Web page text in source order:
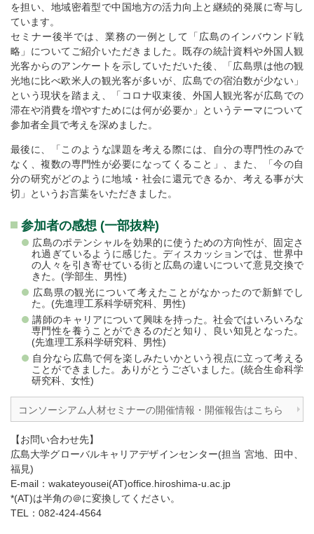
を担い、地域密着型で中国地方の活力向上と継続的発展に寄与し
ています。
セミナー後半では、業務の一例として「広島のインバウンド戦
略」についてご紹介いただきました。既存の統計資料や外国人観
光客からのアンケートを示していただいた後、「広島県は他の観
光地に比べ欧米人の観光客が多いが、広島での宿泊数が少ない」
という現状を踏まえ、「コロナ収束後、外国人観光客が広島での
滞在や消費を増やすためには何が必要か」というテーマについて
参加者全員で考えを深めました。
最後に、「このような課題を考える際には、自分の専門性のみで
なく、複数の専門性が必要になってくること」、また、「今の自
分の研究がどのように地域・社会に還元できるか、考える事が大
切」というお言葉をいただきました。
参加者の感想 (一部抜粋)
広島のポテンシャルを効果的に使うための方向性が、固定さ
れ過ぎているように感じた。ディスカッションでは、世界中
の人々を引き寄せている街と広島の違いについて意見交換で
きた。(学部生、男性)
広島県の観光について考えたことがなかったので新鮮でし
た。(先進理工系科学研究科、男性)
講師のキャリアについて興味を持った。社会ではいろいろな
専門性を養うことができるのだと知り、良い知見となった。
(先進理工系科学研究科、男性)
自分なら広島で何を楽しみたいかという視点に立って考える
ことができました。ありがとうございました。(統合生命科学
研究科、女性)
コンソーシアム人材セミナーの開催情報・開催報告はこちら
【お問い合わせ先】
広島大学グローバルキャリアデザインセンター(担当 宮地、田中、
福見)
E-mail：wakateyousei(AT)office.hiroshima-u.ac.jp
*(AT)は半角の＠に変換してください。
TEL：082-424-4564